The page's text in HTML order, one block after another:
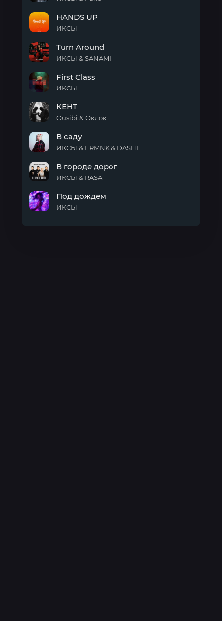
братья
UP
HANDS UP
ИКСЫ
Around
Turn Around
ИКСЫ & SANAMI
Class
First Class
ИКСЫ
КЕНТ
Ousibi & Оклок
саду
В саду
ИКСЫ & ERMNK & DASHI
городе
дорог
В городе дорог
ИКСЫ & RASA
Под дождем
ИКСЫ